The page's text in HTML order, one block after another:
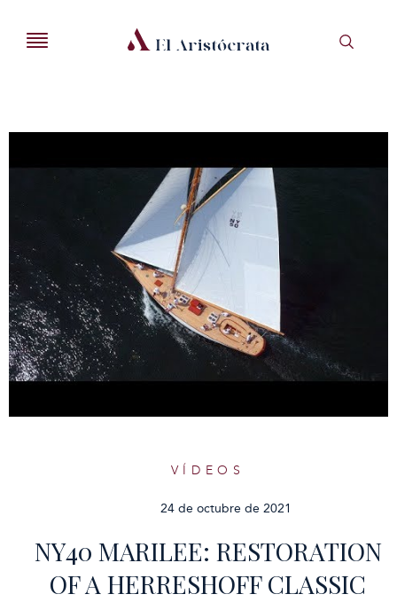
VÍDEOS
24 de octubre de 2021
NY40 MARILEE: RESTORATION
OF A HERRESHOFF CLASSIC